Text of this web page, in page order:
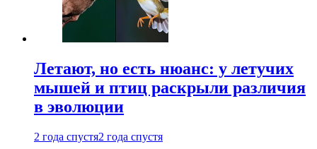
Летают, но есть нюанс: у летучих
мышей и птиц раскрыли различия
в эволюции
2 года спустя2 года спустя